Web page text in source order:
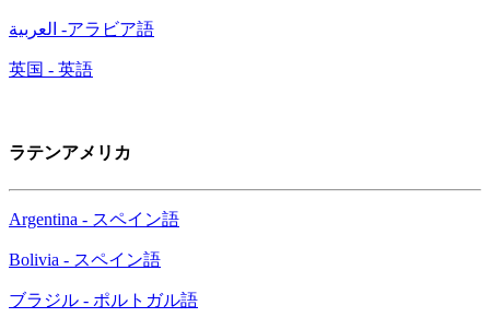
العربية -アラビア語
英国 - 英語
ラテンアメリカ
Argentina - スペイン語
Bolivia - スペイン語
ブラジル - ポルトガル語